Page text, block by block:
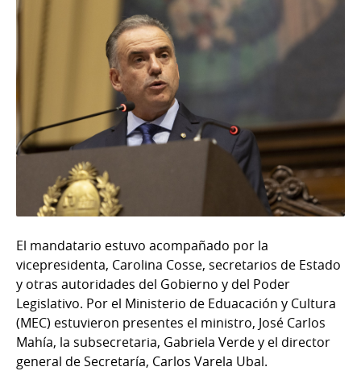
El mandatario estuvo acompañado por la
vicepresidenta, Carolina Cosse, secretarios de Estado
y otras autoridades del Gobierno y del Poder
Legislativo. Por el Ministerio de Eduacación y Cultura
(MEC) estuvieron presentes el ministro, José Carlos
Mahía, la subsecretaria, Gabriela Verde y el director
general de Secretaría, Carlos Varela Ubal.